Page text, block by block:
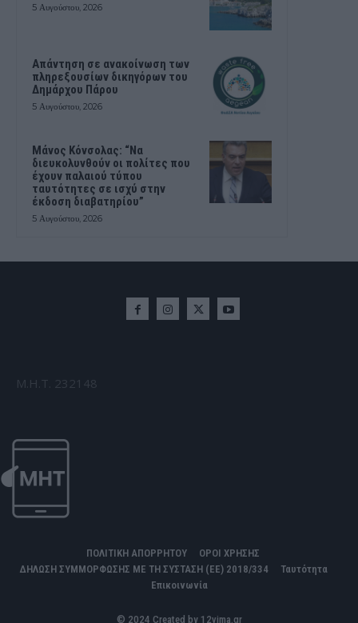
5 Αυγούστου, 2026
Απάντηση σε ανακοίνωση των
πληρεξουσίων δικηγόρων του
Δημάρχου Πάρου
5 Αυγούστου, 2026
Μάνος Κόνσολας: “Να
διευκολυνθούν οι πολίτες που
έχουν παλαιού τύπου
ταυτότητες σε ισχύ στην
έκδοση διαβατηρίου”
5 Αυγούστου, 2026
Μ.Η.Τ. 232148
ΠΟΛΙΤΙΚΗ ΑΠΟΡΡΗΤΟΥ
ΟΡΟΙ ΧΡΗΣΗΣ
ΔΗΛΩΣΗ ΣΥΜΜΟΡΦΩΣΗΣ ΜΕ ΤΗ ΣΥΣΤΑΣΗ (ΕΕ) 2018/334
Ταυτότητα
Επικοινωνία
© 2024 Created by 12vima.gr